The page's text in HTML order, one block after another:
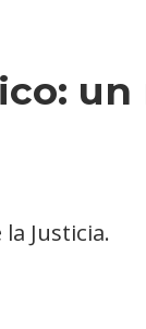
un
Justicia.